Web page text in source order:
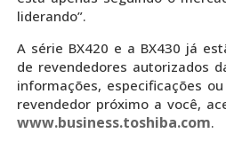
liderando”.
A série BX420 e a BX430 já
de revendedores autorizados
informações, especificações
revendedor próximo a você,
www.business.toshiba.com.